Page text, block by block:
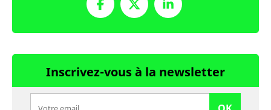
Inscrivez-vous à la newsletter